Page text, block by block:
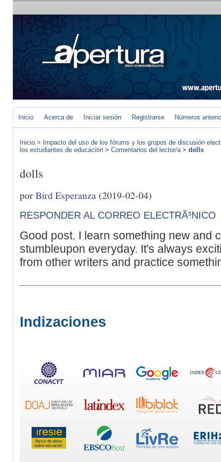
Inicio Acerca de Iniciar sesión Registrarse Números
Inicio > Impacto del uso de los fórums y los grupos de discusión
los estudiantes de educación > Comentarios del lector/a> dolls
dolls
porBird Esperanza (2019-02-04)
RESPONDER AL CORREO ELECTRÃ³NICO
Good post. I learn something new and
stumbleupon everyday. It's always
from other writers and practice
Indizaciones